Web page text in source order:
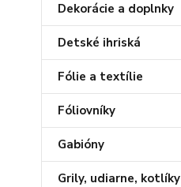
Dekorácie a doplnky
Detské ihriská
Fólie a textílie
Fóliovníky
Gabióny
Grily, udiarne, kotlíky